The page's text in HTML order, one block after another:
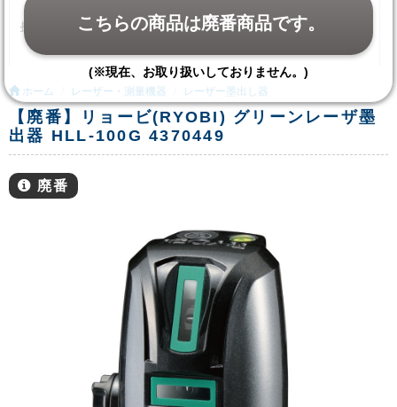
ホーム レーザー・測量機器 レーザー墨出し器
【廃番】リョービ(RYOBI) グリーンレーザ墨
出器 HLL-100G 4370449
廃番
こちらの商品は廃番商品です。
(※現在、お取り扱いしておりません。)